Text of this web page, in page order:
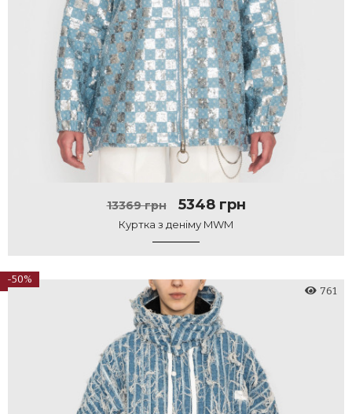
13369 грн 5348 грн
Куртка з деніму MWM
-50%
761